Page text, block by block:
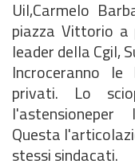
Uil,Carmelo
piazza Vittorio a
leader della Cgil,
Incroceranno
privati. Lo
Questa
stessi sindacati.